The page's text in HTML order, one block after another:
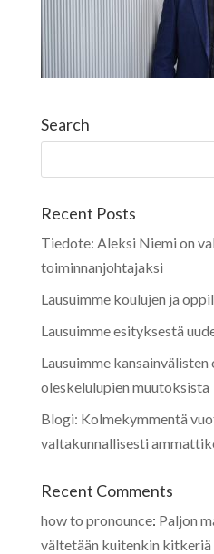
Search
Recent Posts
Tiedote: Aleksi Niemi on
toiminnanjohtajaksi
Lausuimme koulujen ja
Lausuimme esityksestä
Lausuimme
oleskelulupien muutoksista
Blogi: Kolmekymmentä
valtakunnallisesti
Recent Comments
how to pronounce: Paljon
vältetään kuitenkin kitkeriä